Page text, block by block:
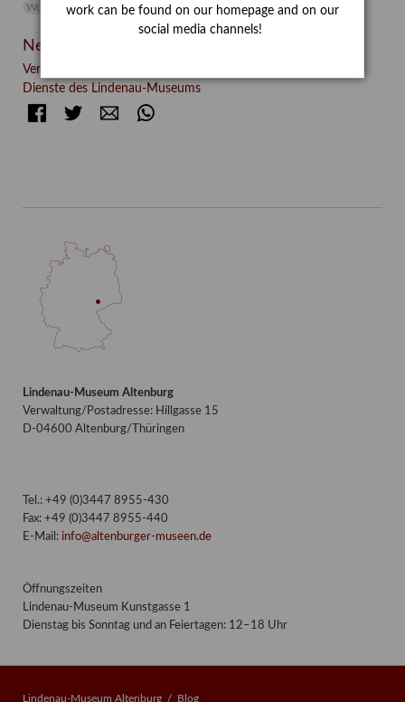
Wolf und Hund
Zirkuswoche
Neueste Beiträge
Verschenkt, verkauft, vergessen? – Kunstdetektivinnen im
Dienste des Lindenau-Museums
FacebookTwitter E-mail
Lindenau-Museum Altenburg
Verwaltung/Postadresse: Hillgasse 15
D-04600 Altenburg/Thüringen
Tel.: +49 (0)3447 8955-430
Fax: +49 (0)3447 8955-440
E-Mail: info@altenburger-museen.de
Öffnungszeiten
Lindenau-Museum Kunstgasse 1
Dienstag bis Sonntag und an Feiertagen: 12–18 Uhr
Lindenau-Museum Altenburg Blog
work can be found on our homepage and on our
social media channels!